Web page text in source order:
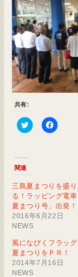
共有:
Click
Twitter
(新
し
い
ウ
ィ
ン
ド
ウ
で
開
き
す)
Facebook
ク
リ
ッ
ク
し
て
い
(新
し
い
ウ
関連
三島夏まつりを盛
る！ラッピング電
夏まつり号」出発！
2016年6月22日
NEWS
風になびくフラッ
夏まつりをＰＲ！
2014年7月16日
NEWS